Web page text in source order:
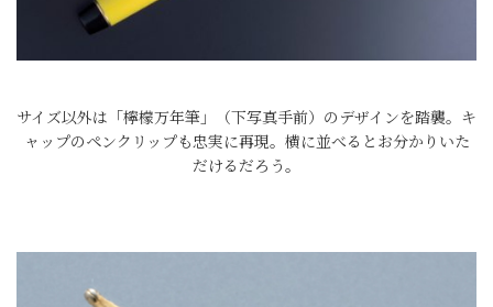
サイズ以外は「檸檬万年筆」（下写真手前）のデザインを踏襲。キ
ャップのペンクリップも忠実に再現。横に並べるとお分かりいた
だけるだろう。